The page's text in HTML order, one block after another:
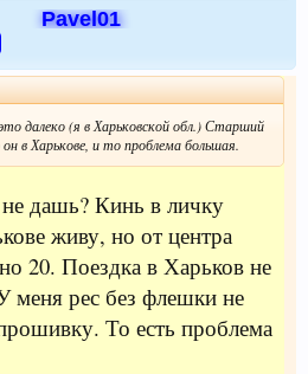
Pavel01
далеко (я в Харьковской обл.) Старший
в Харькове, и то проблема большая.
дашь? Кинь в личку
живу, но от центра
20. Поездка в Харьков не
меня рес без флешки не
То есть проблема